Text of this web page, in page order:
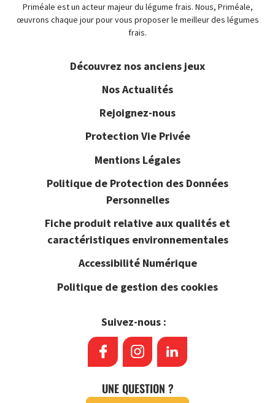
Priméale est un acteur majeur du légume frais. Nous, Priméale,
œuvrons chaque jour pour vous proposer le meilleur des légumes
frais.
Découvrez nos anciens jeux
Nos Actualités
Rejoignez-nous
Protection Vie Privée
Mentions Légales
Politique de Protection des Données
Personnelles
Fiche produit relative aux qualités et
caractéristiques environnementales
Accessibilité Numérique
Politique de gestion des cookies
Suivez-nous :
UNE QUESTION ?